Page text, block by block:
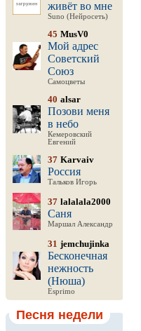
живёт во мне
Suno (Нейросеть)
45 MusV0
Мой адрес
Советский
Союз
Самоцветы
40 alsar
Позови меня
в небо
Кемеровский
Евгений
37 Karvaiv
Россия
Тальков Игорь
37 lalalala2000
Саня
Маршал Александр
31 jemchujinka
Бесконечная
нежность
(Нюша)
Esprimo
Песня недели